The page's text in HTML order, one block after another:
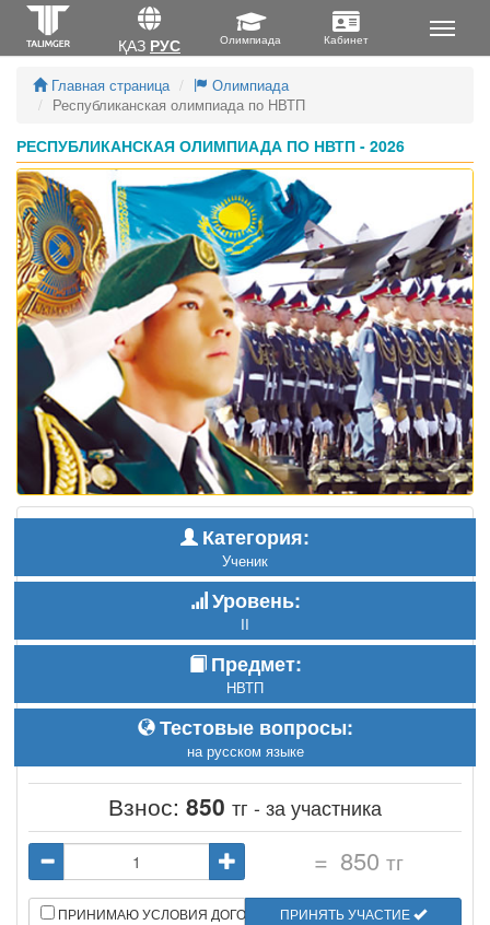
Главная страница
Олимпиада
Республиканская олимпиада по НВТП
РЕСПУБЛИКАНСКАЯ ОЛИМПИАДА ПО НВТП - 2026
Категория:
Ученик
Уровень:
II
Предмет:
НВТП
Тестовые вопросы:
на русском языке
Взнос: 850 тг - за участника
= 850 тг
ПРИНИМАЮ УСЛОВИЯ ДОГОВОРА ПРИНЯТЬ УЧАСТИЕ
ҚАЗ РУС